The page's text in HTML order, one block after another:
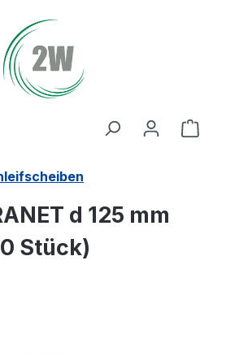
d 125 mm
Stück)